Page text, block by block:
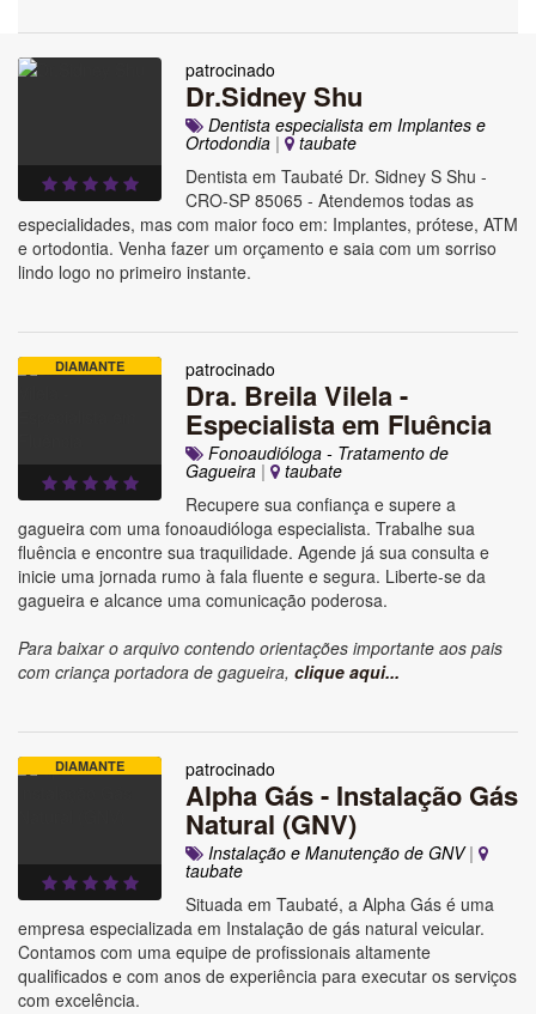
patrocinado
Dr.Sidney Shu
Dentista especialista em Implantes e
Ortodondia |
taubate
Dentista em Taubaté Dr. Sidney S Shu -
CRO-SP 85065 - Atendemos todas as
especialidades, mas com maior foco em: Implantes, prótese, ATM
e ortodontia. Venha fazer um orçamento e saia com um sorriso
lindo logo no primeiro instante.
DIAMANTE patrocinado
Dra. Breila Vilela -
Especialista em Fluência
Fonoaudióloga - Tratamento de
Gagueira |
taubate
Recupere sua confiança e supere a
gagueira com uma fonoaudióloga especialista. Trabalhe sua
fluência e encontre sua traquilidade. Agende já sua consulta e
inicie uma jornada rumo à fala fluente e segura. Liberte-se da
gagueira e alcance uma comunicação poderosa.
Para baixar o arquivo contendo orientações importante aos pais
com criança portadora de gagueira, clique aqui...
DIAMANTE patrocinado
Alpha Gás - Instalação Gás
Natural (GNV)
Instalação e Manutenção de GNV|
taubate
Situada em Taubaté, a Alpha Gás é uma
empresa especializada em Instalação de gás natural veicular.
Contamos com uma equipe de profissionais altamente
qualificados e com anos de experiência para executar os serviços
com excelência.